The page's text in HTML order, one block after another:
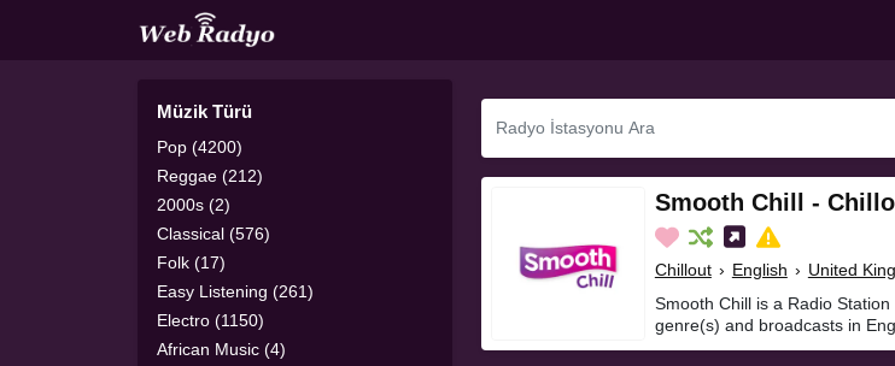
Müzik Türü
Pop (4200)
Reggae (212)
2000s (2)
Classical (576)
Folk (17)
Easy Listening (261)
Electro (1150)
African Music (4)
Smooth Chill -
Chillout › English › United
Smooth Chill is a Radio
genre(s) and broadcasts in